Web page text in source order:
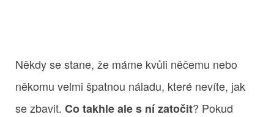
Někdy se stane, že máme kvůli něčemu nebo
někomu velmi špatnou náladu, které nevíte, jak
se zbavit. Co takhle ale s ní zatočit? Pokud